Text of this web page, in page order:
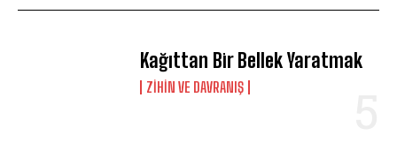
Kağıttan Bir Bellek Yaratmak
⁠ZIHIN VE DAVRANIŞ